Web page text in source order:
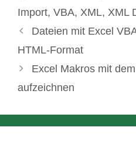
Import, VBA, XML, XML
Dateien mit Excel
HTML-Format
Excel Makros mit
aufzeichnen